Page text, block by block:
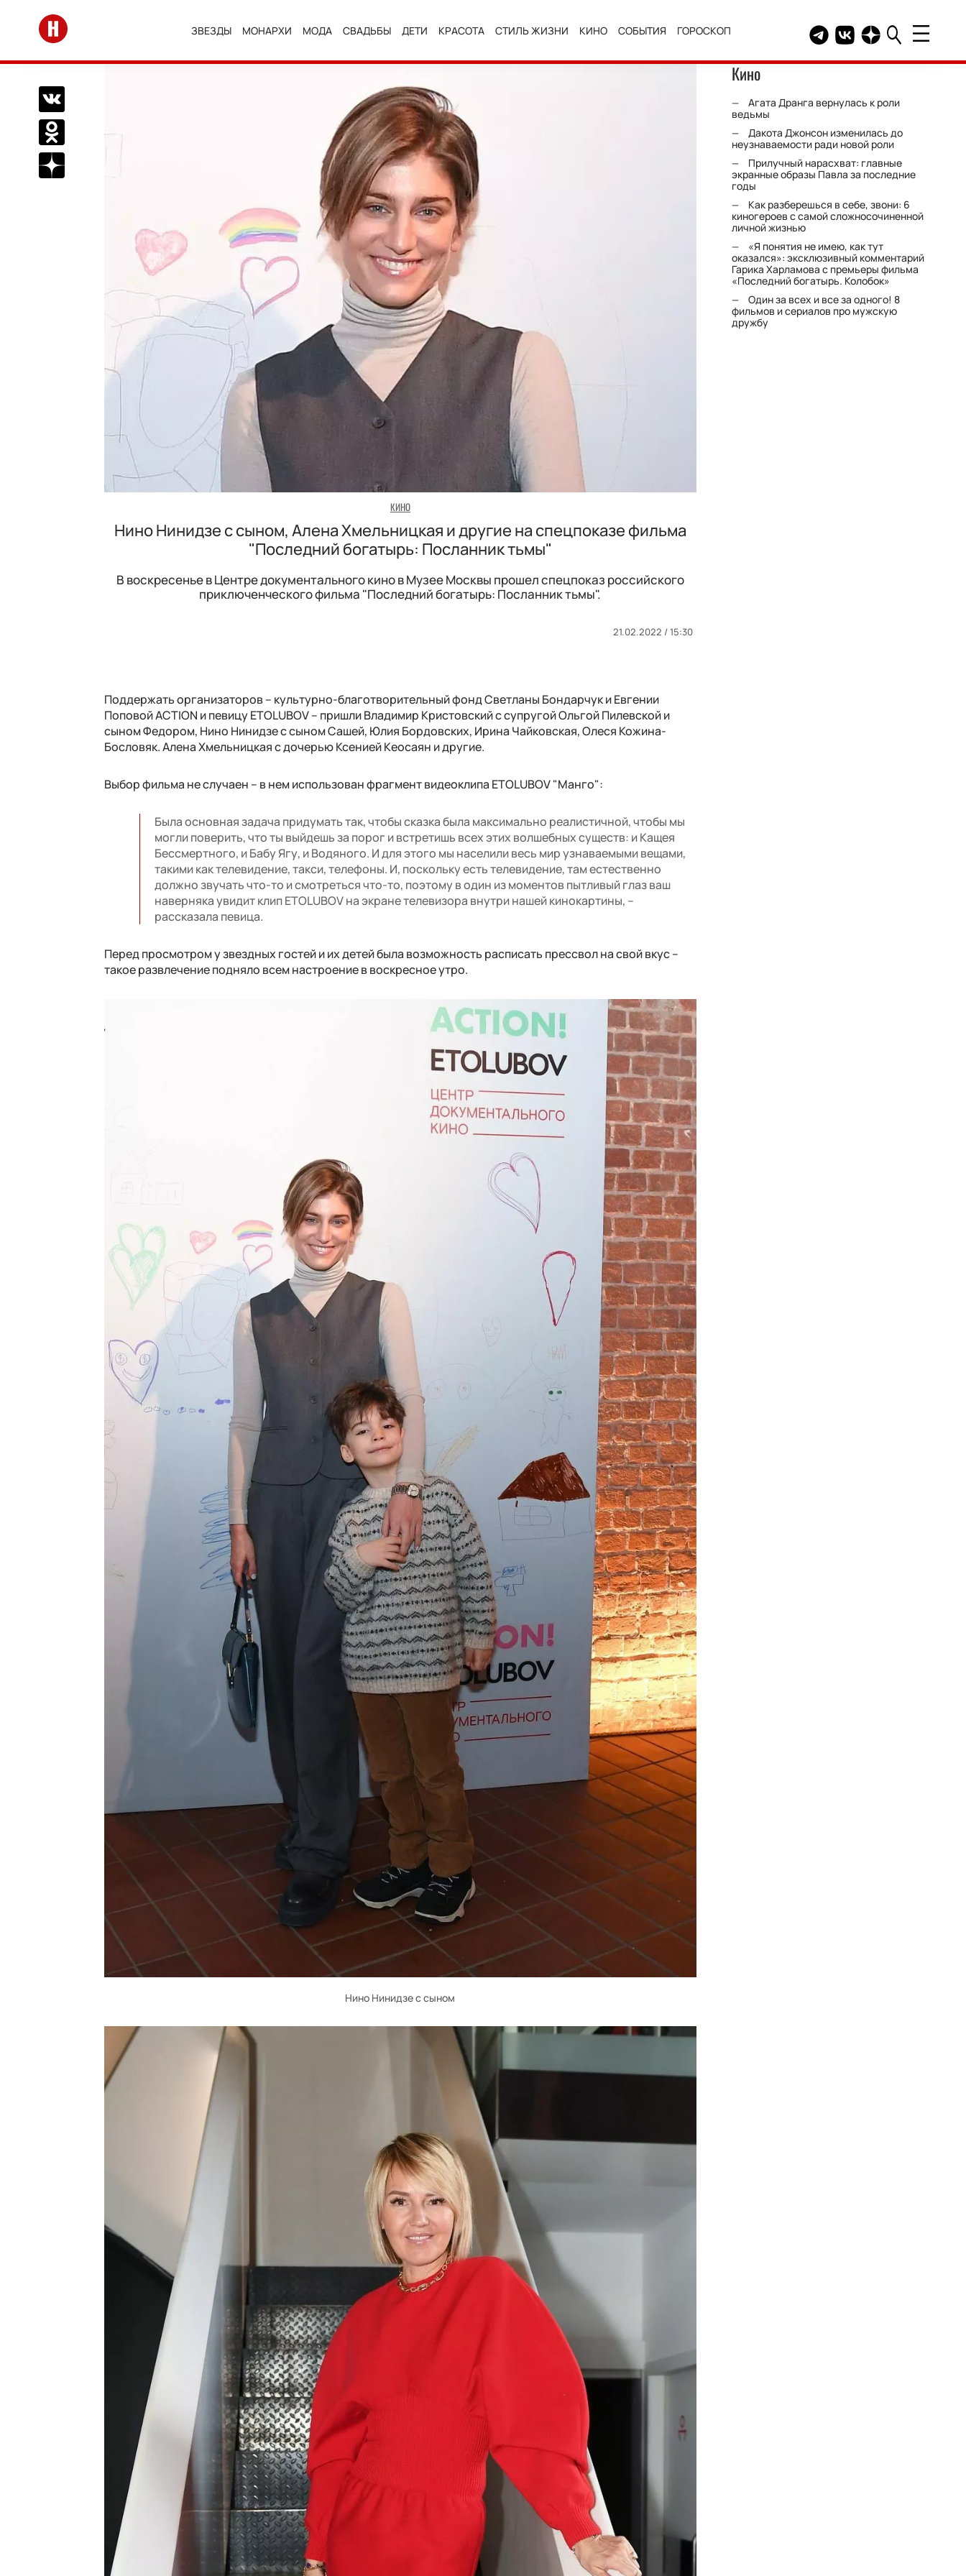
Перейти на главную
ЗВЕЗДЫ МОНАРХИ МОДА СВАДЬБЫ ДЕТИ КРАСОТА СТИЛЬ ЖИЗНИ КИНО СОБЫТИЯ ГОРОСКОП Telegram канал HELLO
Группа HELLO
Канал HELLO в
Поделиться Вконтакте
Поделиться в Одноклассниках
Подписаться на нас в Дзен
КИНО
Нино Нинидзе с сыном, Алена Хмельницкая и другие на спецпоказе фильма
"Последний богатырь: Посланник тьмы"
В воскресенье в Центре документального кино в Музее Москвы прошел спецпоказ российского
приключенческого фильма "Последний богатырь: Посланник тьмы".
21.02.2022 / 15:30
Поддержать организаторов – культурно-благотворительный фонд Светланы Бондарчук и Евгении
Поповой ACTION и певицу ETOLUBOV – пришли Владимир Кристовский с супругой Ольгой Пилевской и
сыном Федором, Нино Нинидзе с сыном Сашей, Юлия Бордовских, Ирина Чайковская, Олеся Кожина-
Бословяк. Алена Хмельницкая с дочерью Ксенией Кеосаян и другие.
Выбор фильма не случаен – в нем использован фрагмент видеоклипа ETOLUBOV "Манго":
Была основная задача придумать так, чтобы сказка была максимально реалистичной, чтобы мы
могли поверить, что ты выйдешь за порог и встретишь всех этих волшебных существ: и Кащея
Бессмертного, и Бабу Ягу, и Водяного. И для этого мы населили весь мир узнаваемыми вещами,
такими как телевидение, такси, телефоны. И, поскольку есть телевидение, там естественно
должно звучать что-то и смотреться что-то, поэтому в один из моментов пытливый глаз ваш
наверняка увидит клип ETOLUBOV на экране телевизора внутри нашей кинокартины, –
рассказала певица.
Перед просмотром у звездных гостей и их детей была возможность расписать прессвол на свой вкус –
такое развлечение подняло всем настроение в воскресное утро.
Нино Нинидзе с сыном
Кино
Агата Дранга вернулась к роли
ведьмы
Дакота Джонсон изменилась до
неузнаваемости ради новой роли
Прилучный нарасхват: главные
экранные образы Павла за последние
годы
Как разберешься в себе, звони: 6
киногероев с самой сложносочиненной
личной жизнью
«Я понятия не имею, как тут
оказался»: эксклюзивный комментарий
Гарика Харламова с премьеры фильма
«Последний богатырь. Колобок»
Один за всех и все за одного! 8
фильмов и сериалов про мужскую
дружбу